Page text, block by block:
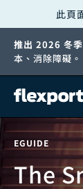
此頁
推出 2026 冬季
本、消除障礙。
EGUIDE
The